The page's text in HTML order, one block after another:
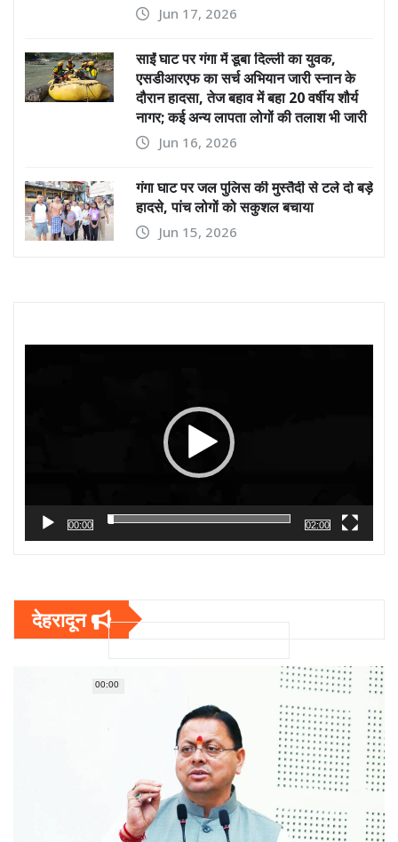
Jun 17, 2026
साईं घाट पर गंगा में डूबा दिल्ली का युवक,
एसडीआरएफ का सर्च अभियान जारी स्नान के
दौरान हादसा, तेज बहाव में बहा 20 वर्षीय शौर्य
नागर; कई अन्य लापता लोगों की तलाश भी जारी
Jun 16, 2026
गंगा घाट पर जल पुलिस की मुस्तैदी से टले दो बड़े
हादसे, पांच लोगों को सकुशल बचाया
Jun 15, 2026
00:00
00:00
02:00
देहरादून